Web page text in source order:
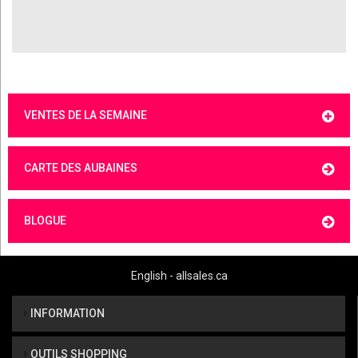
VENTES DE LA SEMAINE
CARTE DES AUBAINES
BLOGUE
English - allsales.ca
INFORMATION
OUTILS SHOPPING